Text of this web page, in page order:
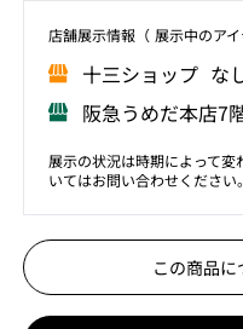
店舗展⽰情報（ 展⽰中のア
⼗三ショップ な
阪急うめだ本店7
展示の状況は時期によって
いてはお問い合わせください。
この商品